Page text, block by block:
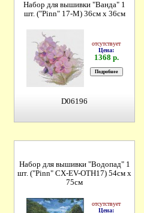
Набор для вышивки "Ванда" 1
шт. ("Pinn" 17-M) 36см х 36см
отсутствует
Цена:
1368 р.
D06196
Набор для вышивки "Водопад" 1
шт. ("Pinn" СХ-EV-OTH17) 54см х
75см
отсутствует
Цена: